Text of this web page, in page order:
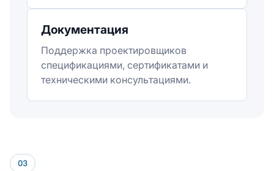
Документация
Поддержка проектировщиков
спецификациями, сертификатами и
техническими консультациями.
03